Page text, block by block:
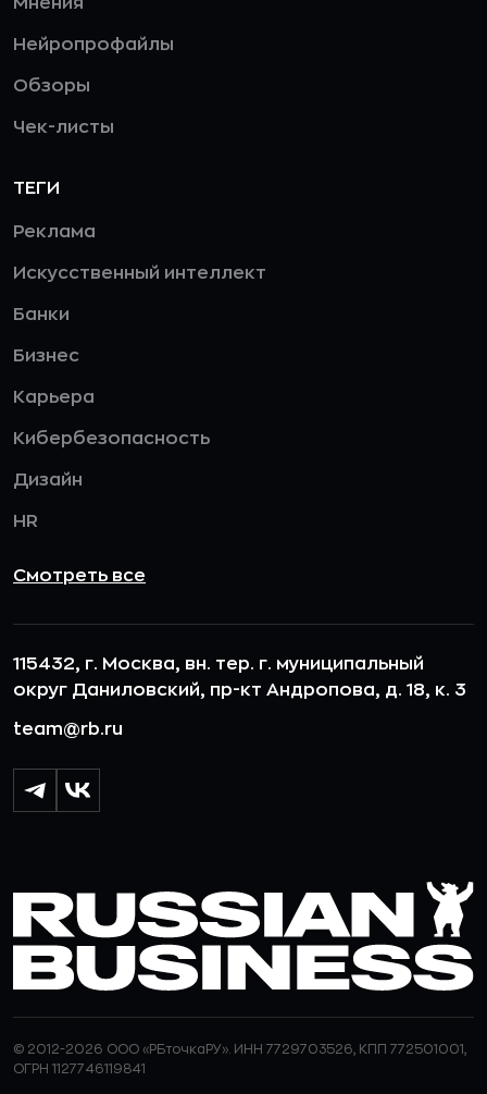
Мнения
Нейропрофайлы
Обзоры
Чек-листы
ТЕГИ
Реклама
Искусственный интеллект
Банки
Бизнес
Карьера
Кибербезопасность
Дизайн
HR
Смотреть все
115432, г. Москва, вн. тер. г. муниципальный
округ Даниловский, пр-кт Андропова, д. 18, к. 3
team@rb.ru
© 2012-2026 ООО «РБточкаРУ». ИНН 7729703526, КПП 772501001,
ОГРН 1127746119841